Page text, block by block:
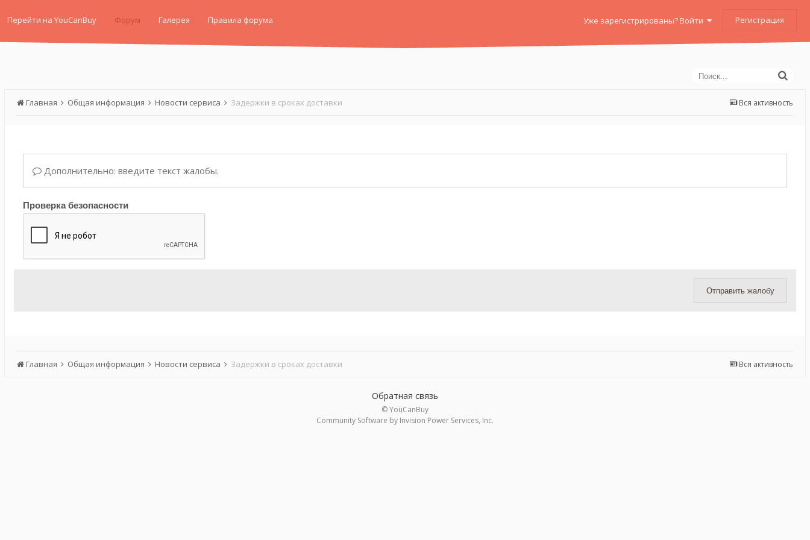
Перейти на YouCanBuy Форум Галерея Правила форума Уже зарегистрированы? Войти Регистрация
Вся активность
Главная Общая информация Новости сервиса Задержки в сроках доставки
Дополнительно: введите текст жалобы.
Проверка безопасности
Отправить жалобу
Вся активность
Главная Общая информация Новости сервиса Задержки в сроках доставки
Обратная связь
© YouCanBuy
Community Software by Invision Power Services, Inc.